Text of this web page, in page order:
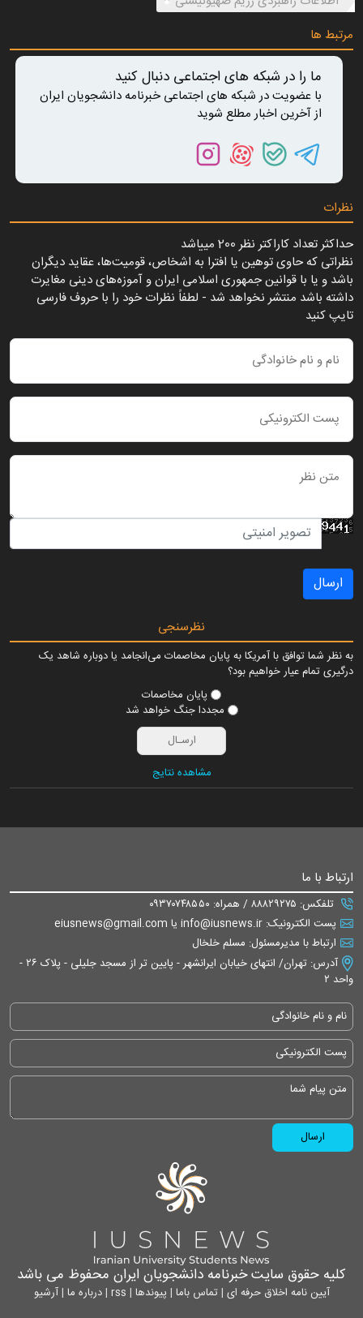
مرتبط ها
ما را در شبکه های اجتماعی دنبال کنید
با عضویت در شبکه های اجتماعی خبرنامه دانشجویان ایران
از آخرین اخبار مطلع شوید
نظرات
حداکثر تعداد کاراکتر نظر 200 ميياشد
نظراتی که حاوی توهین یا افترا به اشخاص، قومیت‌ها، عقاید دیگران
باشد و یا با قوانین جمهوری اسلامی ایران و آموزه‌های دینی مغایرت
داشته باشد منتشر نخواهد شد - لطفاً نظرات خود را با حروف فارسی
تایپ کنید
ارسال
نظرسنجی
به نظر شما توافق با آمریکا به پایان مخاصمات می‌انجامد یا دوباره شاهد یک
درگیری تمام عیار خواهیم بود؟
پایان مخاصمات
مجددا جنگ خواهد شد
مشاهده نتایج
ارتباط با ما
تلفکس: ۸۸۸۲۹۲۷۵ / همراه: ۰۹۳۷۰۷۴۸۵۵۰
پست الکترونیک: info@iusnews.ir یا eiusnews@gmail.com
ارتباط با مدیرمسئول: مسلم خلخال
آدرس: تهران/ انتهای خیابان ایرانشهر - پایین تر از مسجد جلیلی - پلاک ۲۶ -
واحد ۲
کلیه حقوق سایت خبرنامه دانشجویان ایران محفوظ می باشد
آیین نامه اخلاق حرفه ای | تماس باما | پیوندها |
rss
|درباره ما |آرشیو